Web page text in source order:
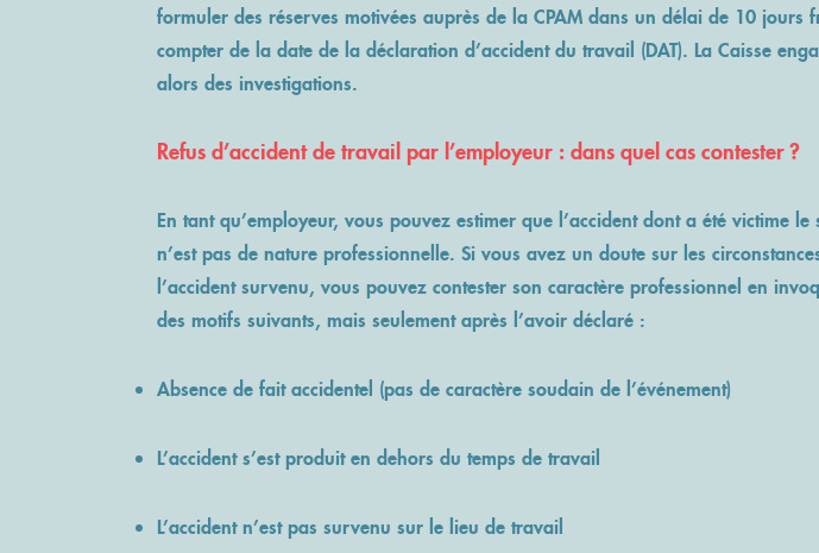
formuler des réserves motivées auprès de la CPAM dans un délai de 10 jours
compter de la date de la déclaration d’accident du travail (DAT). La Caisse
alors des investigations.
Refus d’accident de travail par l’employeur : dans quel cas contester ?
En tant qu’employeur, vous pouvez estimer que l’accident dont a été victime le
n’est pas de nature professionnelle. Si vous avez un doute sur les
l’accident survenu, vous pouvez contester son caractère professionnel en
des motifs suivants, mais seulement après l’avoir déclaré :
Absence de fait accidentel (pas de caractère soudain de l’événement)
L’accident s’est produit en dehors du temps de travail
L’accident n’est pas survenu sur le lieu de travail